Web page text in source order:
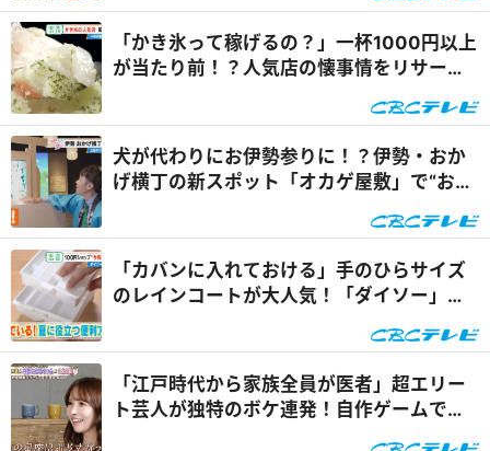
「かき氷って稼げるの？」一杯1000円以上
が当たり前！？人気店の懐事情をリサーチ
犬が代わりにお伊勢参りに！？伊勢・おか
げ横丁の新スポット「オカゲ屋敷」で“おか
「カバンに入れておける」手のひらサイズ
のレインコートが大人気！「ダイソー」で
「江戸時代から家族全員が医者」超エリー
ト芸人が独特のボケ連発！自作ゲームで三